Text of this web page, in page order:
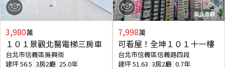
3,980萬
１０１景觀北醫電梯三房車
台北市信義區吳興街
建坪56.5 3房2廳 25.0年
7,998萬
可看屋！全坤１０１十一樓
台北市信義區信義路四段
建坪51.63 3房2廳 0.7年